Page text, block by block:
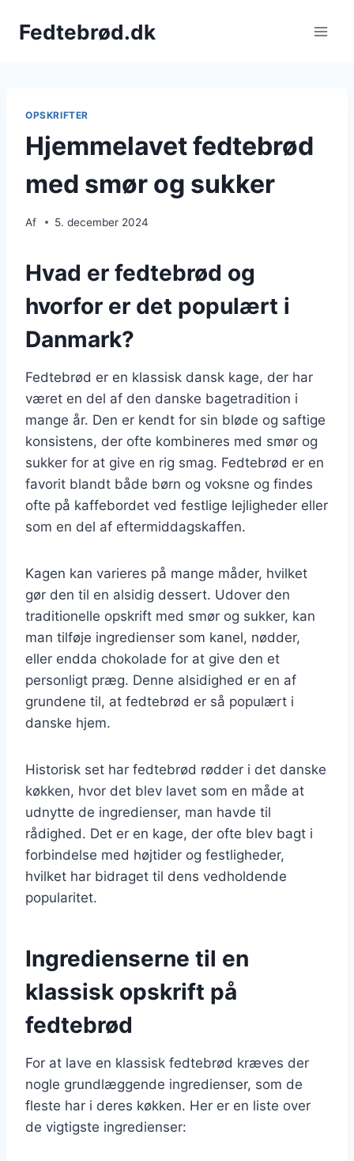
Fedtebrød.dk
OPSKRIFTER
Hjemmelavet fedtebrød
med smør og sukker
Af 5. december 2024
Hvad er fedtebrød og
hvorfor er det populært i
Danmark?
Fedtebrød er en klassisk dansk kage, der har
været en del af den danske bagetradition i
mange år. Den er kendt for sin bløde og saftige
konsistens, der ofte kombineres med smør og
sukker for at give en rig smag. Fedtebrød er en
favorit blandt både børn og voksne og findes
ofte på kaffebordet ved festlige lejligheder eller
som en del af eftermiddagskaffen.
Kagen kan varieres på mange måder, hvilket
gør den til en alsidig dessert. Udover den
traditionelle opskrift med smør og sukker, kan
man tilføje ingredienser som kanel, nødder,
eller endda chokolade for at give den et
personligt præg. Denne alsidighed er en af
grundene til, at fedtebrød er så populært i
danske hjem.
Historisk set har fedtebrød rødder i det danske
køkken, hvor det blev lavet som en måde at
udnytte de ingredienser, man havde til
rådighed. Det er en kage, der ofte blev bagt i
forbindelse med højtider og festligheder,
hvilket har bidraget til dens vedholdende
popularitet.
Ingredienserne til en
klassisk opskrift på
fedtebrød
For at lave en klassisk fedtebrød kræves der
nogle grundlæggende ingredienser, som de
fleste har i deres køkken. Her er en liste over
de vigtigste ingredienser: